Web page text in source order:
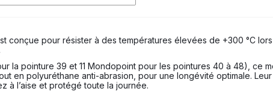
conçue pour résister à des températures élevées de +300 °C
la pointure 39 et 11 Mondopoint pour les pointures 40 à 48), ce
en polyuréthane anti-abrasion, pour une longévité optimale.
à l’aise et protégé toute la journée.